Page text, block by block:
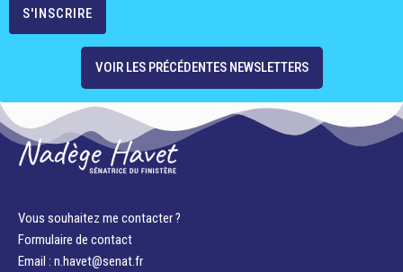
VOIR LES PRÉCÉDENTES NEWSLETTERS
Vous souhaitez me contacter ?
Formulaire de contact
Email : n.havet@senat.fr​